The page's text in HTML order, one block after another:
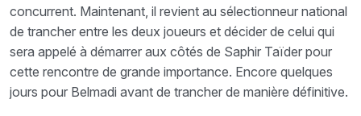
concurrent. Maintenant, il revient au sélectionneur national
de trancher entre les deux joueurs et décider de celui qui
sera appelé à démarrer aux côtés de Saphir Taïder pour
cette rencontre de grande importance. Encore quelques
jours pour Belmadi avant de trancher de manière définitive.